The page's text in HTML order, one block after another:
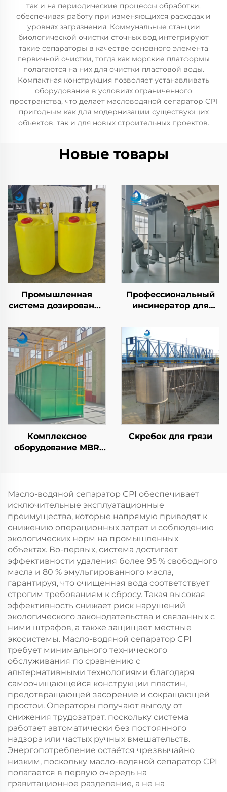
так и на периодические процессы обработки,
обеспечивая работу при изменяющихся расходах и
уровнях загрязнения. Коммунальные станции
биологической очистки сточных вод интегрируют
такие сепараторы в качестве основного элемента
первичной очистки, тогда как морские платформы
полагаются на них для очистки пластовой воды.
Компактная конструкция позволяет устанавливать
оборудование в условиях ограниченного
пространства, что делает масловодяной сепаратор CPI
пригодным как для модернизации существующих
объектов, так и для новых строительных проектов.
Новые товары
Промышленная
система дозирования
для установок
очистки сточных вод
Профессиональный
инсинератор для
бытовых и
промышленных
отходов в отелях и на
производстве
Комплексное
оборудование MBR
упакованная
установка
Скребок для грязи
Масло-водяной сепаратор CPI обеспечивает
исключительные эксплуатационные
преимущества, которые напрямую приводят к
снижению операционных затрат и соблюдению
экологических норм на промышленных
объектах. Во-первых, система достигает
эффективности удаления более 95 % свободного
масла и 80 % эмульгированного масла,
гарантируя, что очищенная вода соответствует
строгим требованиям к сбросу. Такая высокая
эффективность снижает риск нарушений
экологического законодательства и связанных с
ними штрафов, а также защищает местные
экосистемы. Масло-водяной сепаратор CPI
требует минимального технического
обслуживания по сравнению с
альтернативными технологиями благодаря
самоочищающейся конструкции пластин,
предотвращающей засорение и сокращающей
простои. Операторы получают выгоду от
снижения трудозатрат, поскольку система
работает автоматически без постоянного
надзора или частых ручных вмешательств.
Энергопотребление остаётся чрезвычайно
низким, поскольку масло-водяной сепаратор CPI
полагается в первую очередь на
гравитационное разделение, а не на